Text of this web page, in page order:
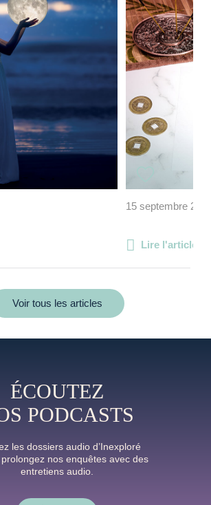
15 septembre
Lire l'article
Voir tous les articles
ÉCOUTEZ
PODCASTS
les dossiers audio d’Inexploré
nos enquêtes avec des
entretiens audio.